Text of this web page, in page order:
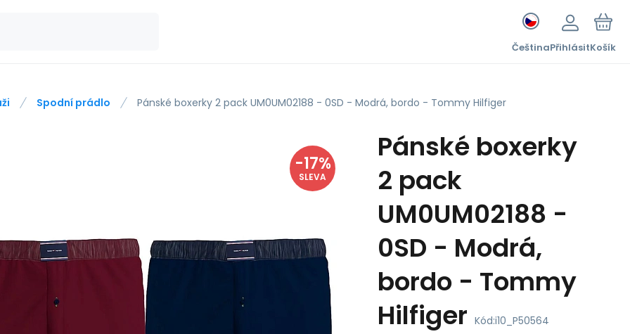
ČeštinaPřihlásitKošík
Spodní prádlo Pánské boxerky 2 pack UM0UM02188 - 0SD - Modrá, bordo - Tommy Hilfiger
-17%
SLEVA
Pánské boxerky
2 pack
UM0UM02188 -
0SD - Modrá,
bordo - Tommy
Hilfiger Kód:i10_P50564